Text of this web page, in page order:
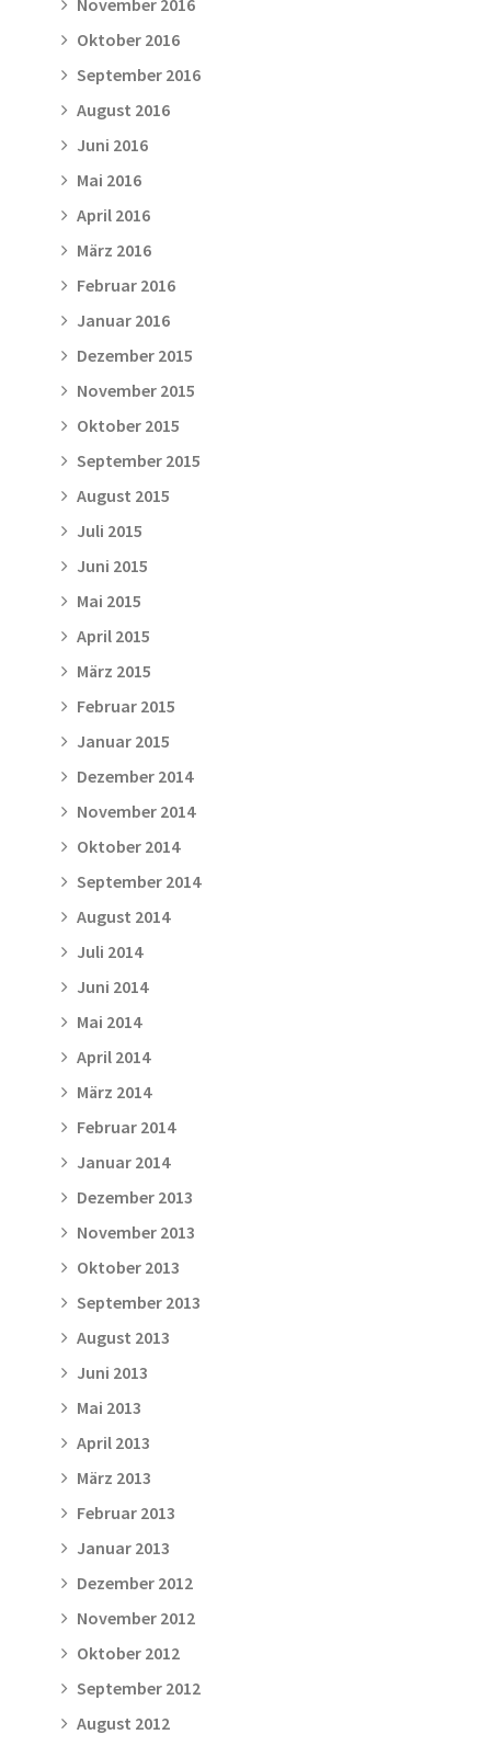
November 2016
Oktober 2016
September 2016
August 2016
Juni 2016
Mai 2016
April 2016
März 2016
Februar 2016
Januar 2016
Dezember 2015
November 2015
Oktober 2015
September 2015
August 2015
Juli 2015
Juni 2015
Mai 2015
April 2015
März 2015
Februar 2015
Januar 2015
Dezember 2014
November 2014
Oktober 2014
September 2014
August 2014
Juli 2014
Juni 2014
Mai 2014
April 2014
März 2014
Februar 2014
Januar 2014
Dezember 2013
November 2013
Oktober 2013
September 2013
August 2013
Juni 2013
Mai 2013
April 2013
März 2013
Februar 2013
Januar 2013
Dezember 2012
November 2012
Oktober 2012
September 2012
August 2012